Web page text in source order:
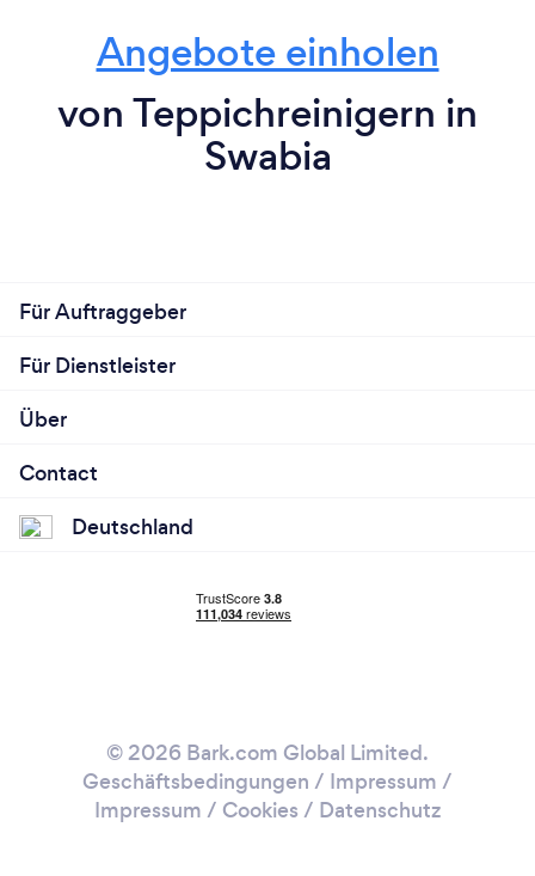
Angebote einholen
von Teppichreinigern in
Swabia
Für Auftraggeber
Für Dienstleister
Über
Contact
Deutschland
© 2026 Bark.com Global Limited.
Geschäftsbedingungen / Impressum /
Impressum / Cookies / Datenschutz